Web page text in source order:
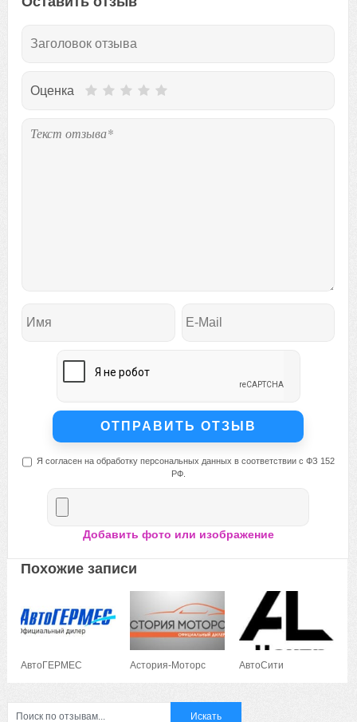
Оценка
Я согласен на обработку персональных данных в соответствии с ФЗ 152
РФ.
Добавить фото или изображение
Похожие записи
АвтоГЕРМЕС Астория-Моторс АвтоСити